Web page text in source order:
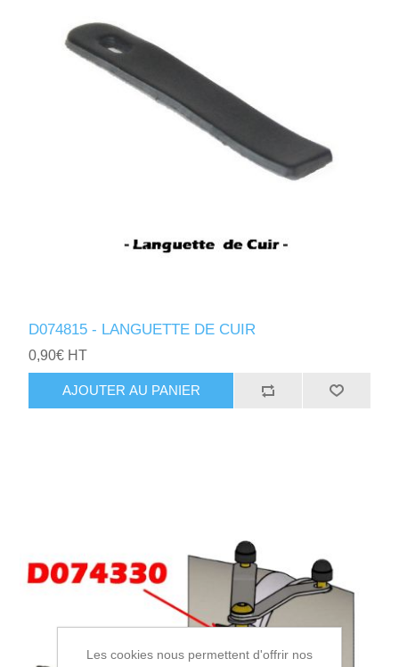
D074815 - LANGUETTE DE CUIR
0,90€ HT
AJOUTER AU PANIER
Les cookies nous permettent d'offrir nos